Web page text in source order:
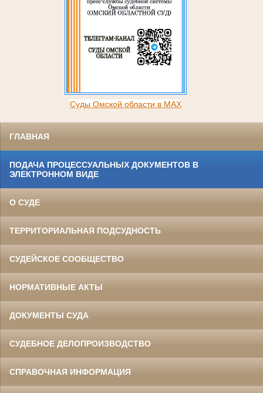
Суды Омской области в MAX
ГЛАВНАЯ
ПОДАЧА ПРОЦЕССУАЛЬНЫХ ДОКУМЕНТОВ В
ЭЛЕКТРОННОМ ВИДЕ
О СУДЕ
ТЕРРИТОРИАЛЬНАЯ ПОДСУДНОСТЬ
СУДЕЙСКОЕ СООБЩЕСТВО
НОРМАТИВНЫЕ АКТЫ
ДОКУМЕНТЫ СУДА
СУДЕБНОЕ ДЕЛОПРОИЗВОДСТВО
СПРАВОЧНАЯ ИНФОРМАЦИЯ